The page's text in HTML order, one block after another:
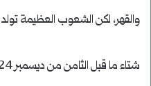
والقهر، لكن الشعوب العظيمة